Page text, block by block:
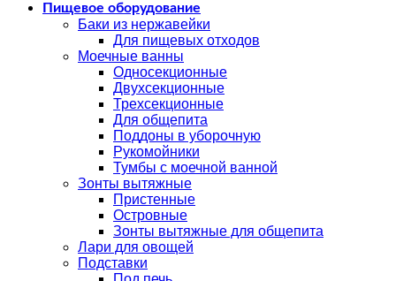
Пищевое оборудование
Баки из нержавейки
Для пищевых отходов
Моечные ванны
Односекционные
Двухсекционные
Трехсекционные
Для общепита
Поддоны в уборочную
Рукомойники
Тумбы с моечной ванной
Зонты вытяжные
Пристенные
Островные
Зонты вытяжные для общепита
Лари для овощей
Подставки